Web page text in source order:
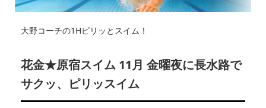
大野コーチの1Hピリッとスイム！
花金★原宿スイム 11月 金曜夜に長水路で
サクッ、ピリッスイム